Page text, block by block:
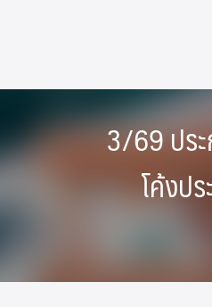
3/69 ปร
โค้งป